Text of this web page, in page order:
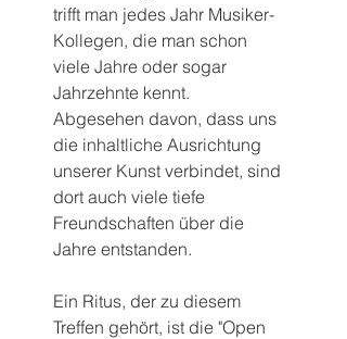
trifft man jedes Jahr Musiker-
Kollegen, die man schon
viele Jahre oder sogar
Jahrzehnte kennt.
Abgesehen davon, dass uns
die inhaltliche Ausrichtung
unserer Kunst verbindet, sind
dort auch viele tiefe
Freundschaften über die
Jahre entstanden.
Ein Ritus, der zu diesem
Treffen gehört, ist die "Open